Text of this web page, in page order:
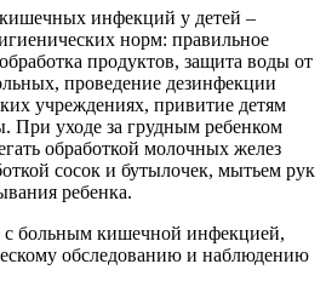
инфекций у детей –
норм: правильное
продуктов, защита воды от
проведение дезинфекции
учреждениях, привитие детям
При уходе за грудным ребенком
обработкой молочных желез
сосок и бутылочек, мытьем рук
ребенка.
с больным кишечной инфекцией,
обследованию и наблюдению